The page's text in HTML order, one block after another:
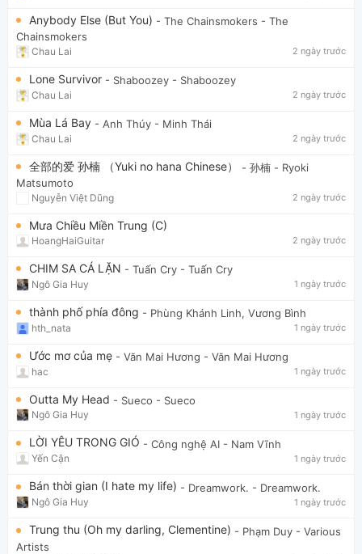
Anybody Else (But You) - The Chainsmokers - The
Chainsmokers
Chau Lai 2 ngày trước
Lone Survivor - Shaboozey - Shaboozey
Chau Lai 2 ngày trước
Mùa Lá Bay - Anh Thúy - Minh Thái
Chau Lai 2 ngày trước
全部的爱 孙楠 （Yuki no hana Chinese） - 孙楠 - Ryoki
Matsumoto
Nguyễn Việt Dũng 2 ngày trước
Mưa Chiều Miền Trung (C)
HoangHaiGuitar 2 ngày trước
CHIM SA CÁ LẶN - Tuấn Cry - Tuấn Cry
Ngô Gia Huy 1 ngày trước
thành phố phía đông - Phùng Khánh Linh, Vương Bình
hth_nata 1 ngày trước
Ước mơ của mẹ - Văn Mai Hương - Văn Mai Hương
hac 1 ngày trước
Outta My Head - Sueco - Sueco
Ngô Gia Huy 1 ngày trước
LỜI YÊU TRONG GIÓ - Công nghệ AI - Nam Vĩnh
Yến Cận 1 ngày trước
Bán thời gian (I hate my life) - Dreamwork. - Dreamwork.
Ngô Gia Huy 1 ngày trước
Trung thu (Oh my darling, Clementine) - Phạm Duy - Various
Artists